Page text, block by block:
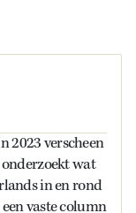
2023 verscheen
wat
in en rond
vaste column